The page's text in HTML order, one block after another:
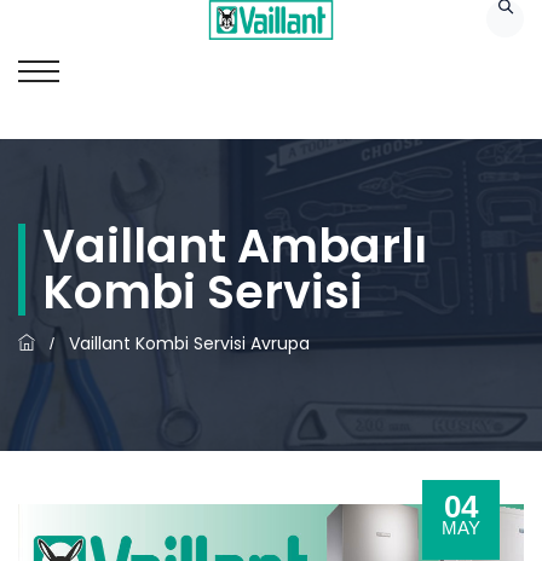
Vaillant Ambarlı
Kombi Servisi
/ Vaillant Kombi Servisi Avrupa
04
MAY